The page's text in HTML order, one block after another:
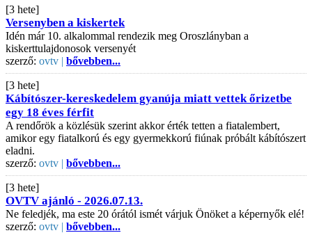
[3 hete]
Versenyben a kiskertek
Idén már 10. alkalommal rendezik meg Oroszlányban a
kiskerttulajdonosok versenyét
szerző: ovtv | bővebben...
[3 hete]
Kábítószer-kereskedelem gyanúja miatt vettek őrizetbe
egy 18 éves férfit
A rendőrök a közlésük szerint akkor érték tetten a fiatalembert,
amikor egy fiatalkorú és egy gyermekkorú fiúnak próbált kábítószert
eladni.
szerző: ovtv | bővebben...
[3 hete]
OVTV ajánló - 2026.07.13.
Ne feledjék, ma este 20 órától ismét várjuk Önöket a képernyők elé!
szerző: ovtv | bővebben...